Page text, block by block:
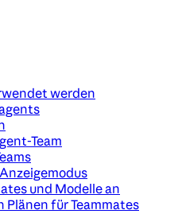
werden
Team
und Modelle an
Plänen für Teammates